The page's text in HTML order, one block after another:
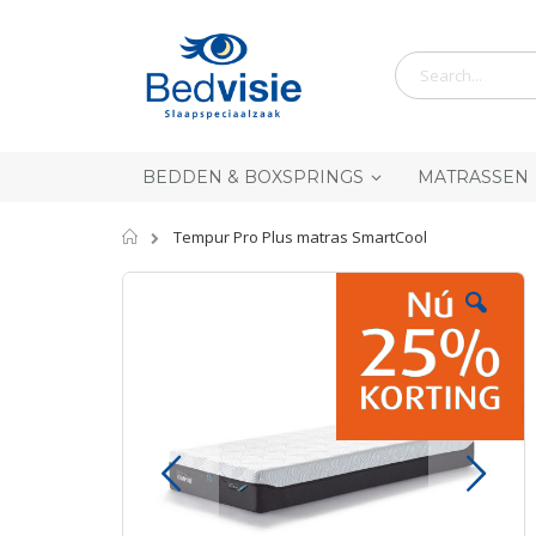
inhoud
BEDDEN & BOXSPRINGS MATRASSEN
Home
Tempur Pro Plus matras SmartCool
Skip